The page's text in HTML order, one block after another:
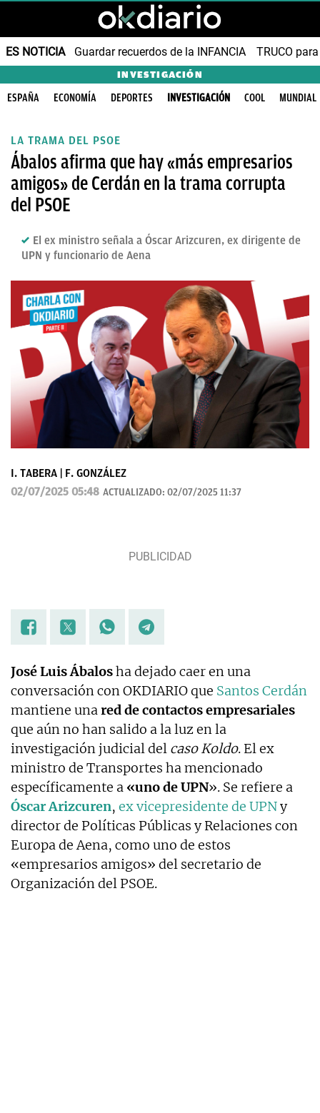
ES NOTICIA Guardar recuerdos de la INFANCIA TRUCO
INVESTIGACIÓN
ESPAÑA ECONOMÍA DEPORTES INVESTIGACIÓN COOL MUNDIAL
LA TRAMA DEL PSOE
Ábalos afirma que hay «más empresarios
amigos» de Cerdán en la trama corrupta
del PSOE
El ex ministro señala a Óscar Arizcuren, ex dirigente de
UPN y funcionario de Aena
I. TABERA | F. GONZÁLEZ
02/07/2025 05:48 ACTUALIZADO: 02/07/2025 11:37
José Luis Ábalosha dejado caer en una
conversación con OKDIARIO que Santos Cerdán
mantiene unared de contactos empresariales
que aún no han salido a la luz en la
investigación judicial del caso Koldo. El ex
ministro de Transportes ha mencionado
específicamente a «uno de UPN». Se refiere a
Óscar Arizcuren, ex vicepresidente de UPNy
director de Políticas Públicas y Relaciones con
Europa de Aena, como uno de estos
«empresarios amigos» del secretario de
Organización del PSOE.